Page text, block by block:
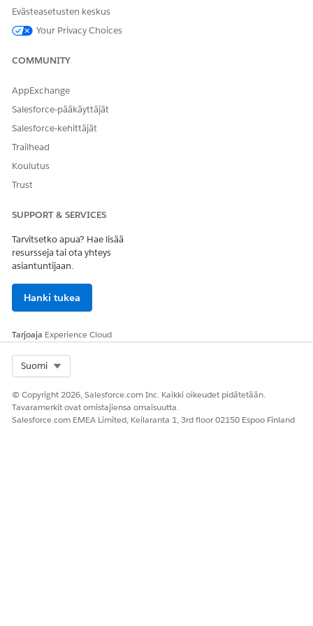
Evästeasetusten keskus
Your Privacy Choices
COMMUNITY
AppExchange
Salesforce-pääkäyttäjät
Salesforce-kehittäjät
Trailhead
Koulutus
Trust
SUPPORT & SERVICES
Tarvitsetko apua? Hae lisää
resursseja tai ota yhteys
asiantuntijaan.
Hanki tukea
Tarjoaja Experience Cloud
Suomi
© Copyright 2026, Salesforce.com Inc. Kaikki oikeudet pidätetään.
Tavaramerkit ovat omistajiensa omaisuutta.
Salesforce.com EMEA Limited, Keilaranta 1, 3rd floor 02150 Espoo Finland